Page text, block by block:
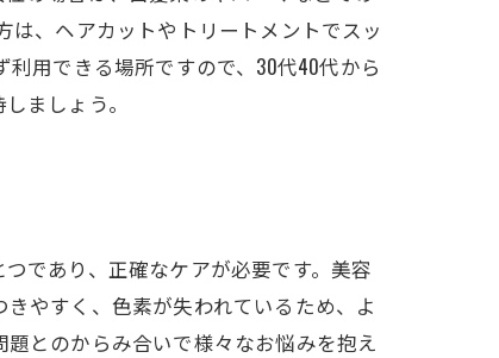
、ヘアカットやトリートメントでスッ
用できる場所ですので、30代40代から
ましょう。
であり、正確なケアが必要です。美容
やすく、色素が失われているため、よ
とのからみ合いで様々なお悩みを抱え